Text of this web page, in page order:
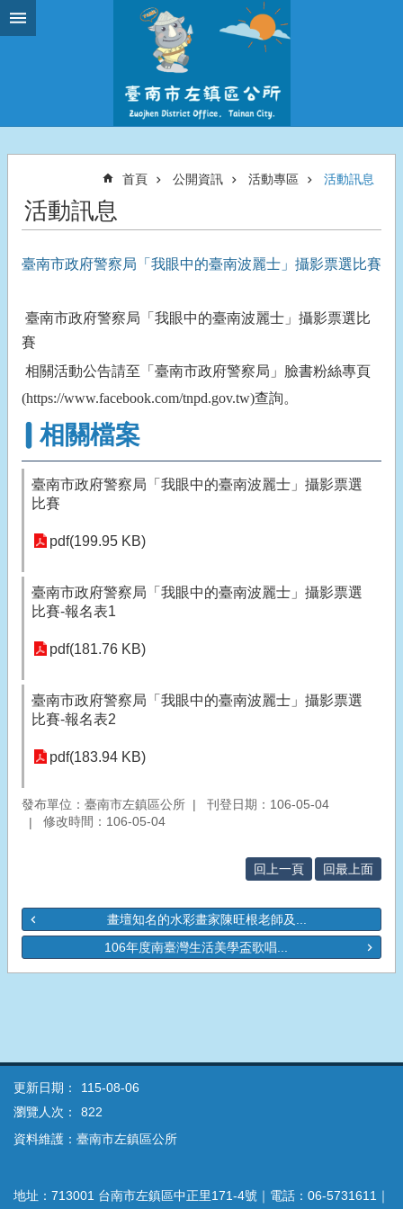
跳到主要內容區塊
首頁 公開資訊 活動專區 活動訊息
活動訊息
臺南市政府警察局「我眼中的臺南波麗士」攝影票選比賽
臺南市政府警察局「我眼中的臺南波麗士」攝影票選比
賽
相關活動公告請至「臺南市政府警察局」臉書粉絲專頁
(https://www.facebook.com/tnpd.gov.tw)查詢。
相關檔案
臺南市政府警察局「我眼中的臺南波麗士」攝影票選
比賽
pdf(199.95 KB)
臺南市政府警察局「我眼中的臺南波麗士」攝影票選
比賽-報名表1
pdf(181.76 KB)
臺南市政府警察局「我眼中的臺南波麗士」攝影票選
比賽-報名表2
pdf(183.94 KB)
發布單位：臺南市左鎮區公所
刊登日期：106-05-04
修改時間：106-05-04
回上一頁 回最上面
畫壇知名的水彩畫家陳旺根老師及...
106年度南臺灣生活美學盃歌唱...
更新日期：
115-08-06
瀏覽人次：
822
資料維護：臺南市左鎮區公所
地址：713001 台南市左鎮區中正里171-4號｜電話：06-5731611｜